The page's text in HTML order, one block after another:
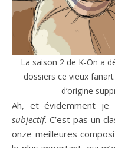
La saison 2 de K-On a
dossiers ce vieux
d’origine
Ah, et évidemment je
subjectif. C’est pas un
onze meilleures